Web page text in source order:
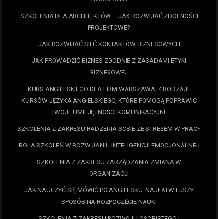
SZKOLENIA DLA ARCHITEKTÓW – JAK ROZWIJAĆ ZDOLNOŚCI
PROJEKTOWE?
JAK ROZWIJAĆ SIEĆ KONTAKTÓW BIZNESOWYCH
JAK PROWADZIĆ BIZNES ZGODNIE Z ZASADAMI ETYKI
BIZNESOWEJ
KURS ANGIELSKIEGO DLA FIRM WARSZAWA. 4 RODZAJE
KURSÓW JĘZYKA ANGIELSKIEGO, KTÓRE POMOGĄ POPRAWIĆ
TWOJE UMIEJĘTNOŚCI KOMUNIKACYJNE
SZKOLENIA Z ZAKRESU RADZENIA SOBIE ZE STRESEM W PRACY
ROLA SZKOLEŃ W ROZWIJANIU INTELIGENCJI EMOCJONALNEJ
SZKOLENIA Z ZAKRESU ZARZĄDZANIA ZMIANĄ W
ORGANIZACJI
JAK NAUCZYĆ SIĘ MÓWIĆ PO ANGIELSKU: NAJŁATWIEJSZY
SPOSÓB NA ROZPOCZĘCIE NAUKI